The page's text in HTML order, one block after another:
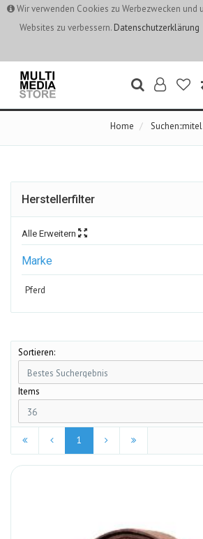
Wir verwenden Cookies zu Werbezwecken und
Websites zu verbessern. Datenschutzerklärung
Home Suchen::mitel
Herstellerfilter
Alle Erweitern
Marke
Pferd
Sortieren:
Items
1